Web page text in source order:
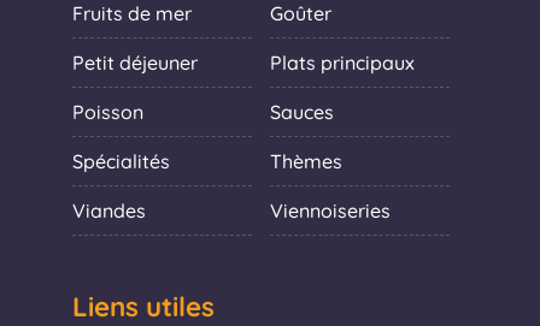
Fruits de mer Goûter
Petit déjeuner Plats principaux
Poisson Sauces
Spécialités Thèmes
Viandes Viennoiseries
Liens utiles